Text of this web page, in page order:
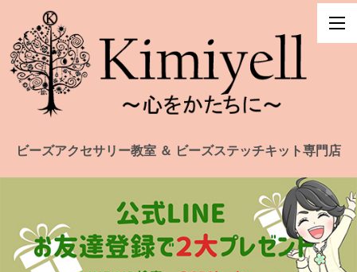
ビーズアクセサリー教室 ＆ ビーズステッチキット専門店